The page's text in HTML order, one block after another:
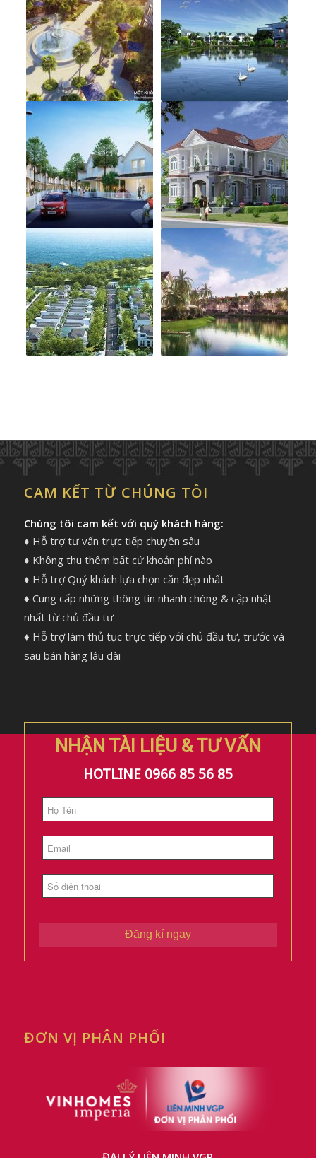
CAM KẾT TỪ CHÚNG TÔI
Chúng tôi cam kết với quý khách hàng:
♦ Hỗ trợ tư vấn trực tiếp chuyên sâu
♦ Không thu thêm bất cứ khoản phí nào
♦ Hỗ trợ Quý khách lựa chọn căn đẹp nhất
♦ Cung cấp những thông tin nhanh chóng & cập nhật
nhất từ chủ đầu tư
♦ Hỗ trợ làm thủ tục trực tiếp với chủ đầu tư, trước và
sau bán hàng lâu dài
NHẬN TÀI LIỆU & TƯ VẤN
HOTLINE 0966 85 56 85
Đăng kí ngay
ĐƠN VỊ PHÂN PHỐI